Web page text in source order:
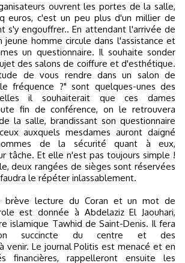
euros, c'est un peu plus d'un millier de
s'y engouffrer.. En attendant l'arrivée de
jeune homme circule dans l'assistance et
un questionnaire. Il souhaite sonder
des salons de coiffure et d'esthétique.
de vous rendre dans un salon de
fréquence ?" sont quelques-unes des
il souhaiterait que ces dames
fin de conférence, on le retrouvera
la salle, brandissant son questionnaire
auxquels mesdames auront daigné
de la sécurité quant à eux,
tâche. Et elle n'est pas toujours simple !
deux rangées de sièges sont réservées
le répéter inlassablement.
brève lecture du Coran et un mot de
est donnée à Abdelaziz El Jaouhari,
islamique Tawhid de Saint-Denis. Il fera
succincte du centre et des
venir. Le journal Politis est menacé et en
financières, rappelleront ensuite les